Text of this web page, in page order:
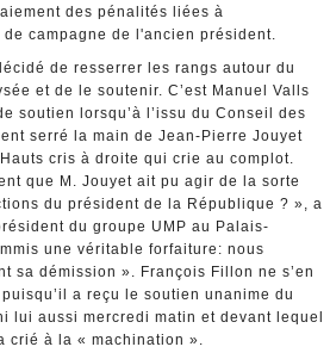
des pénalités liées à
campagne de l'ancien président.
de resserrer les rangs autour du
et de le soutenir. C’est Manuel Valls
soutien lorsqu’à l’issu du Conseil des
serré la main de Jean-Pierre Jouyet
cris à droite qui crie au complot.
que M. Jouyet ait pu agir de la sorte
du président de la République ? », a
du groupe UMP au Palais-
une véritable forfaiture: nous
sa démission ». François Fillon ne s’en
a reçu le soutien unanime du
lui aussi mercredi matin et devant lequel
crié à la « machination ».